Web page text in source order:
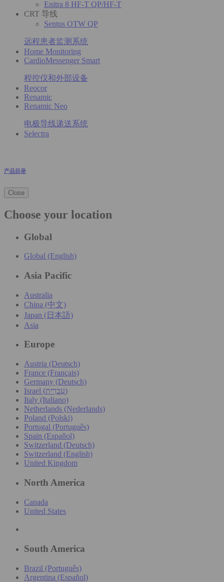
Enitra 8 HF-T QP/HF-T
CRT 导线
Sentus OTW QP
远程患者监测系统
Home Monitoring
CardioMessenger Smart
程控仪和外部设备
Reocor
Renamic
Renamic Neo
电极导线递送系统
Selectra
产品目录
Close
Choose your location
Global
Global (English)
Asia Pacific
Australia
China (中文)
Japan (日本語)
Asia
Europe
Austria (Deutsch)
France (Français)
Germany (Deutsch)
Israel (עִברִית)
Italy (Italiano)
Netherlands (Nederlands)
Poland (Polski)
Portugal (Português)
Spain (Español)
Switzerland (Deutsch)
Switzerland (English)
United Kingdom
North America
Canada
United States
South America
Brazil (Português)
Argentina (Español)